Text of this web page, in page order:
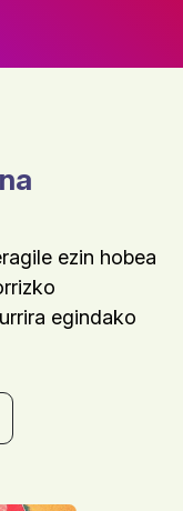
ezin hobea
egindako